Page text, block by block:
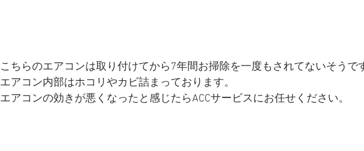
こちらのエアコンは取り付けてから7年間お掃除を一度もされてないそうで
エアコン内部はホコリやカビ詰まっております。
エアコンの効きが悪くなったと感じたらACCサービスにお任せください。